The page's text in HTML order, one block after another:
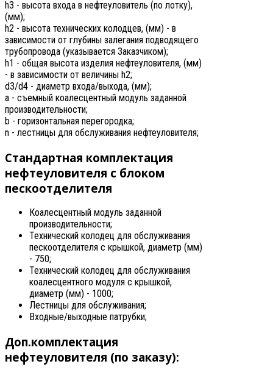
h3 - высота входа в нефтеуловитель (по лотку),
(мм);
h2 - высота технических колодцев, (мм) - в
зависимости от глубины залегания подводящего
трубопровода (указывается Заказчиком);
h1 - общая высота изделия нефтеуловителя, (мм)
- в зависимости от величины h2;
d3/d4 - диаметр входа/выхода, (мм);
a - съемный коалесцентный модуль заданной
производительности;
b - горизонтальная перегородка;
n - лестницы для обслуживания нефтеуловителя;
Стандартная комплектация
нефтеуловителя с блоком
пескоотделителя
Коалесцентный модуль заданной
производительности;
Технический колодец для обслуживания
пескоотделителя с крышкой, диаметр (мм)
- 750;
Технический колодец для обслуживания
коалесцентного модуля с крышкой,
диаметр (мм) - 1000;
Лестницы для обслуживания;
Входные/выходные патрубки;
Доп.комплектация
нефтеуловителя (по заказу):